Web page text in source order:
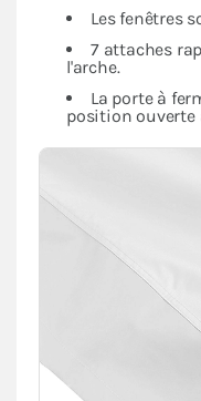
Les fenêtres
7 attaches
l'arche.
La porte à
position ouverte